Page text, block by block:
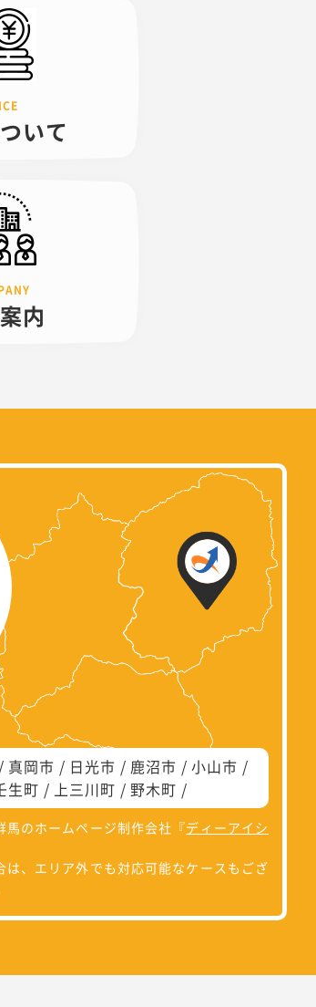
いて
内
真岡市 日光市 鹿沼市
小山市
生町 上三川町 野木町
のホームページ制作会社『ディーアイシ
、エリア外でも対応可能なケースもござ